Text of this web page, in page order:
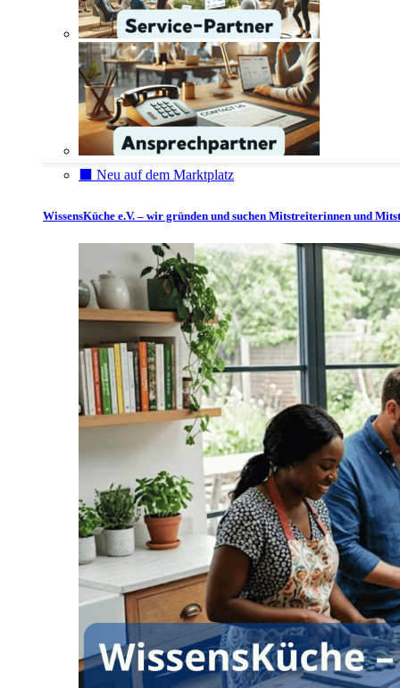
⬛️ Neu auf dem Marktplatz
WissensKüche e.V. – wir gründen und suchen Mitstreiterinnen und